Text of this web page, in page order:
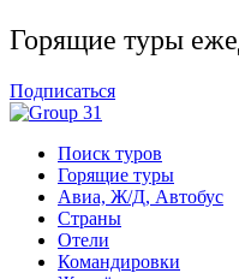
Горящие туры
Подписаться
Поиск туров
Горящие туры
Авиа, Ж/Д, Автобус
Страны
Отели
Командировки